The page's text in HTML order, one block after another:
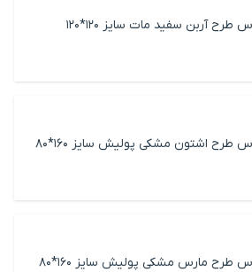
آربن سفید مات سایز 120*120
طرح اشتون مشکی پولیش سایز 160*80
طرح مارس مشکی پولیش سایز 160*80